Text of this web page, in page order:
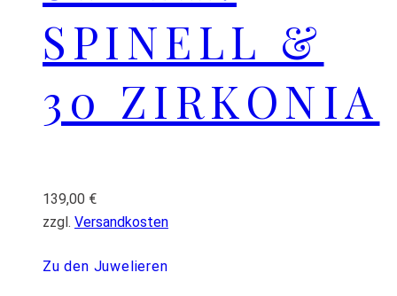
SPINELL &
30 ZIRKONIA
139,00 €
zzgl. Versandkosten
Zu den Juwelieren